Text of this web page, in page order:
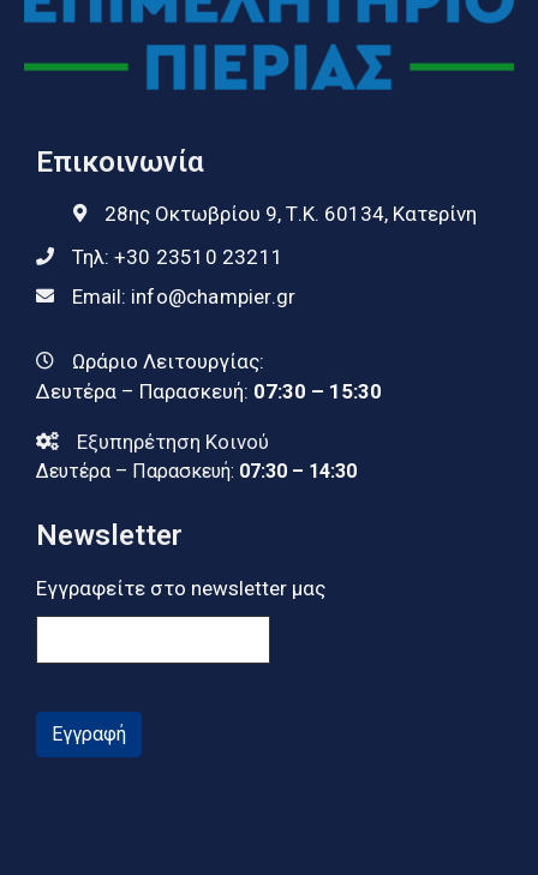
Επικοινωνία
28ης Οκτωβρίου 9, Τ.Κ. 60134, Κατερίνη
Τηλ: +30 23510 23211
Email: info@champier.gr
Ωράριο Λειτουργίας:
Δευτέρα – Παρασκευή: 07:30 – 15:30
Εξυπηρέτηση Κοινού
Δευτέρα – Παρασκευή: 07:30 – 14:30
Newsletter
Εγγραφείτε στο newsletter μας
Εγγραφή